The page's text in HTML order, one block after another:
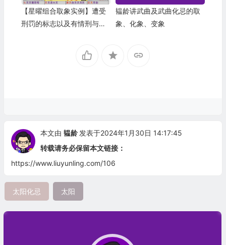
【星曜组合取象实例】遭受
刑罚的标志以及有情刑与无
韫龄讲武曲及武曲化忌的取
象、化象、变象
本文由 韫龄 发表于2024年1月30日 14:17:45
转载请务必保留本文链接：
https://www.liuyunling.com/106
太阳化忌 太阳